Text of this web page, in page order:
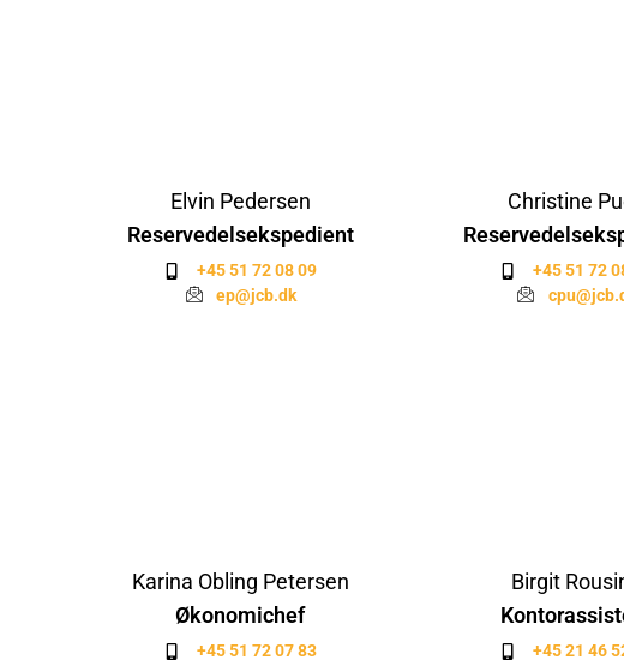
Elvin Pedersen
Reservedelsekspedient
+45 51 72 08 09
ep@jcb.dk
Christine
+45 51 72
Karina Obling Petersen
Økonomichef
+45 51 72 07 83
Birgit
+45 21 46